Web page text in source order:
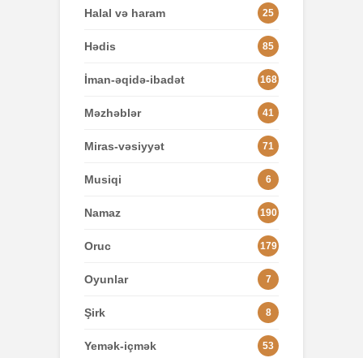
Halal və haram 25
Hədis 85
İman-əqidə-ibadət 168
Məzhəblər 41
Miras-vəsiyyət 71
Musiqi 6
Namaz 190
Oruc 179
Oyunlar 7
Şirk 8
Yemək-içmək 53